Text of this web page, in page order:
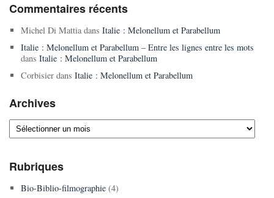
Commentaires récents
Michel Di Mattiadans Italie : Melonellum et Parabellum
Italie : Melonellum et Parabellum – Entre les lignes entre les mots
dans Italie : Melonellum et Parabellum
Corbisierdans Italie : Melonellum et Parabellum
Archives
Archives
Rubriques
Bio-Biblio-filmographie(4)